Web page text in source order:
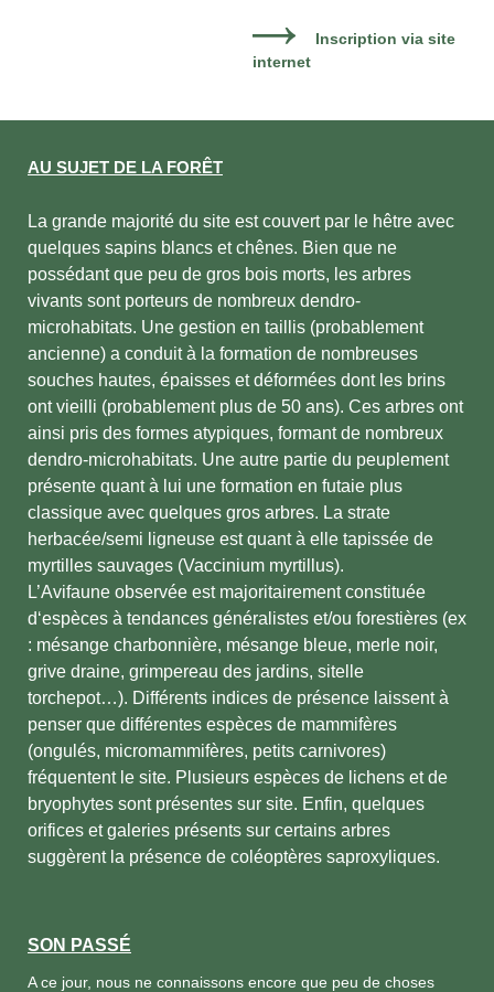
Inscription via site
internet
AU SUJET DE LA FORÊT
La grande majorité du site est couvert par le hêtre avec
quelques sapins blancs et chênes. Bien que ne
possédant que peu de gros bois morts, les arbres
vivants sont porteurs de nombreux dendro-
microhabitats. Une gestion en taillis (probablement
ancienne) a conduit à la formation de nombreuses
souches hautes, épaisses et déformées dont les brins
ont vieilli (probablement plus de 50 ans). Ces arbres ont
ainsi pris des formes atypiques, formant de nombreux
dendro-microhabitats. Une autre partie du peuplement
présente quant à lui une formation en futaie plus
classique avec quelques gros arbres. La strate
herbacée/semi ligneuse est quant à elle tapissée de
myrtilles sauvages (Vaccinium myrtillus).
L’Avifaune observée est majoritairement constituée
d‘espèces à tendances généralistes et/ou forestières (ex
: mésange charbonnière, mésange bleue, merle noir,
grive draine, grimpereau des jardins, sitelle
torchepot…). Différents indices de présence laissent à
penser que différentes espèces de mammifères
(ongulés, micromammifères, petits carnivores)
fréquentent le site. Plusieurs espèces de lichens et de
bryophytes sont présentes sur site. Enfin, quelques
orifices et galeries présents sur certains arbres
suggèrent la présence de coléoptères saproxyliques.
SON PASSÉ
A ce jour, nous ne connaissons encore que peu de choses